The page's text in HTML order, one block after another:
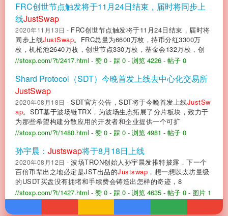
FRC创世节点触发将于11月24日结束，届时将同步上
线JustSwap
2020年11月13日 - FRC创世节点触发将于11月24日结束，届时将
同步上线JustSwap。FRC总量为6600万枚，持币分红3300万
枚，机枪池2640万枚，创世节点330万枚，基金会132万枚，创
//stoxp.com/?t/2417.html - 赞 0 - 踩 0 - 浏览 4226 - 帖子 0
Shard Protocol（SDT）今晚首发上线去中心化交易所
JustSwap
2020年08月18日 - SDT官方公告，SDT将于今晚首发上线JustSw
ap。SDT基于波场链TRX，为波场生态拓展了分片板块，致力于
为那些希望构建分散应用的开发者和企业提供一个可扩
//stoxp.com/?t/1480.html - 赞 0 - 踩 0 - 浏览 4981 - 帖子 0
孙宇晨： Justswap将于8月18日上线
2020年08月12日 - 波场TRON创始人孙宇晨发推特披露，下一个
百倍币辈出之地必定是JST出品的Justswap ，想一想以太坊量级
的USDT买盘没有拥堵和手续费会铸造出怎样的奇迹，8
//stoxp.com/?t/1427.html - 赞 0 - 踩 0 - 浏览 4635 - 帖子 0 - 图片 1
更多内容...